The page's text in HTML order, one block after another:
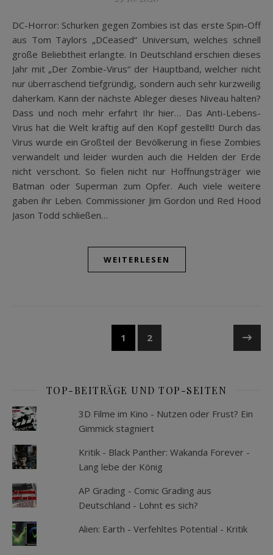
DC-Horror: Schurken gegen Zombies ist das erste Spin-Off
aus Tom Taylors „DCeased“ Universum, welches schnell
große Beliebtheit erlangte. In Deutschland erschien dieses
Jahr mit „Der Zombie-Virus“ der Hauptband, welcher nicht
nur überraschend tiefgründig, sondern auch sehr kurzweilig
daherkam. Kann der nächste Ableger dieses Niveau halten?
Dass und noch mehr erfahrt Ihr hier… Das Anti-Lebens-
Virus hat die Welt kräftig auf den Kopf gestellt! Durch das
Virus wurde ein Großteil der Bevölkerung in fiese Zombies
verwandelt und leider wurden auch die Helden der Erde
nicht verschont. So fielen nicht nur Hoffnungsträger wie
Batman oder Superman zum Opfer. Auch viele weitere
gaben ihr Leben. Commissioner Jim Gordon und Red Hood
Jason Todd schließen…
WEITERLESEN
1 2
TOP-BEITRÄGE UND TOP-SEITEN
3D Filme im Kino - Nutzen oder Frust? Ein
Gimmick stagniert
Kritik - Black Panther: Wakanda Forever -
Lang lebe der König
AP Grading - Comic Grading aus
Deutschland - Lohnt es sich?
Alien: Earth - Verfehltes Potential - Kritik